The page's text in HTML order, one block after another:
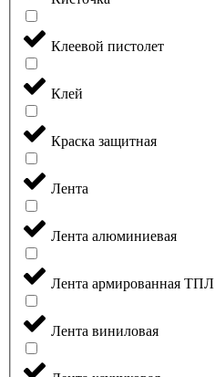
Клеевой пистолет
Клей
Краска защитная
Лента
Лента алюминиевая
Лента армированная ТПЛ
Лента виниловая